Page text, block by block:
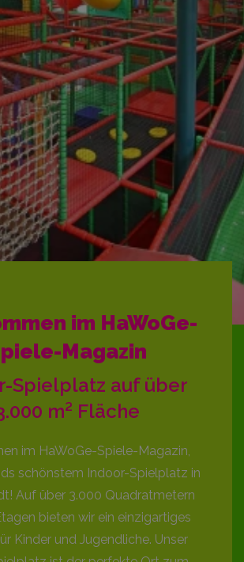
im HaWoGe-
Magazin
Spielplatz auf über
m² Fläche
im HaWoGe-Spiele-Magazin,
schönstem Indoor-Spielplatz in
Auf über 3.000 Quadratmetern
bieten wir ein einzigartiges
Kinder und Jugendliche. Unser